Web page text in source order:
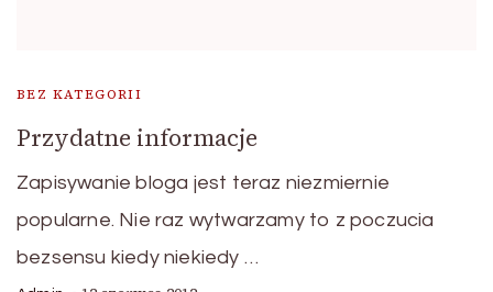
BEZ KATEGORII
Przydatne informacje
Zapisywanie bloga jest teraz niezmiernie
popularne. Nie raz wytwarzamy to z poczucia
bezsensu kiedy niekiedy …